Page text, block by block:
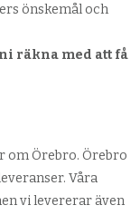
önskemål och
räkna med att få
om Örebro. Örebro
Våra
vi levererar även